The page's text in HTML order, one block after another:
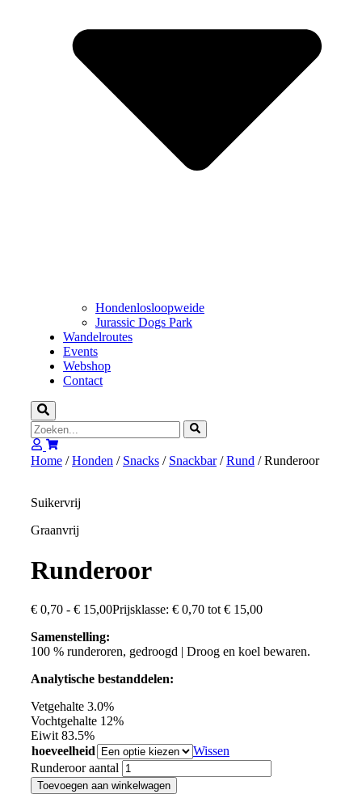
Hondenlosloopweide
Jurassic Dogs Park
Wandelroutes
Events
Webshop
Contact
Home /Honden / Snacks / Snackbar/Rund / Runderoor
Suikervrij
Graanvrij
Runderoor
€ 0,70 - € 15,00Prijsklasse: € 0,70 tot € 15,00
Samenstelling:
100 % runderoren, gedroogd | Droog en koel bewaren.
Analytische bestanddelen:
Vetgehalte 3.0%
Vochtgehalte 12%
Eiwit 83.5%
hoeveelheid
Wissen
Runderoor aantal
Toevoegen aan winkelwagen